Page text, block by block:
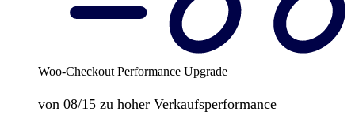
Woo-Checkout Performance Upgrade
von 08/15 zu hoher Verkaufsperformance